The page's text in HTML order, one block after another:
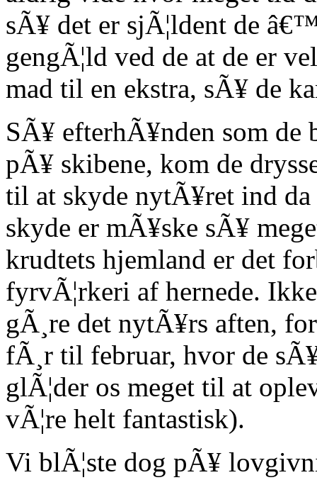
sÃ¥ det er sjÃ¦ldent de
gengÃ¦ld ved de at de er
mad til en ekstra, sÃ¥ de
SÃ¥ efterhÃ¥nden som de
pÃ¥ skibene, kom de
til at skyde nytÃ¥ret ind
skyde er mÃ¥ske sÃ¥
krudtets hjemland er det
fyrvÃ¦rkeri af hernede.
gÃ¸re det nytÃ¥rs aften,
fÃ¸r til februar, hvor de
glÃ¦der os meget til at
vÃ¦re helt fantastisk).
Vi blÃ¦ste dog pÃ¥